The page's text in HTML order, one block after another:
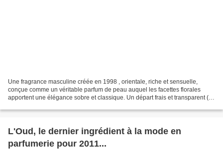
Une fragrance masculine créée en 1998 , orientale, riche et sensuelle,
conçue comme un véritable parfum de peau auquel les facettes florales
apportent une élégance sobre et classique. Un départ frais et transparent (
L'Oud, le dernier ingrédient à la mode en
parfumerie pour 2011...